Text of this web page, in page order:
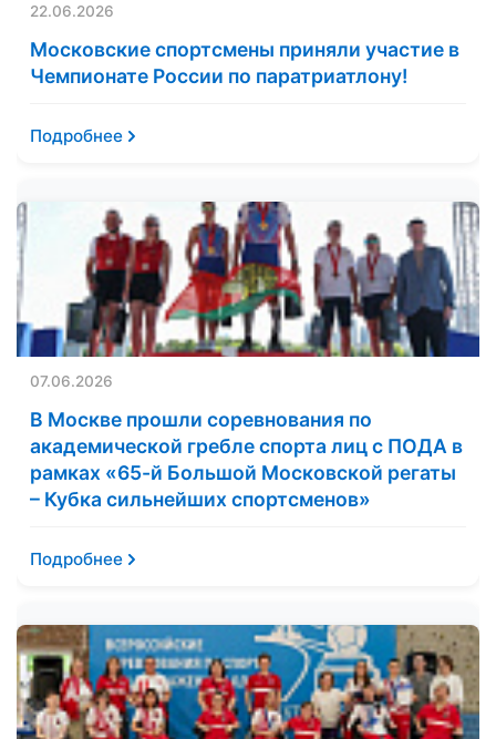
22.06.2026
Московские спортсмены приняли участие в
Чемпионате России по паратриатлону!
Подробнее
07.06.2026
В Москве прошли соревнования по
академической гребле спорта лиц с ПОДА в
рамках «65-й Большой Московской регаты
– Кубка сильнейших спортсменов»
Подробнее